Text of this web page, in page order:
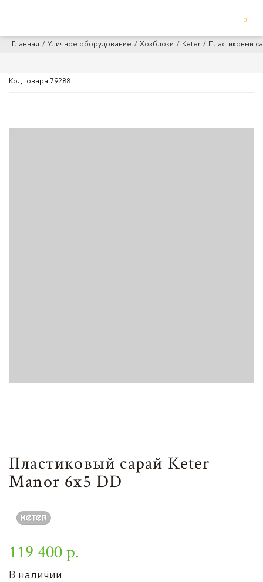
0
Главная Уличное оборудование Хозблоки Keter Пластиковый
Код товара 79288
Пластиковый сарай Keter
Manor 6x5 DD
119 400 р.
В наличии